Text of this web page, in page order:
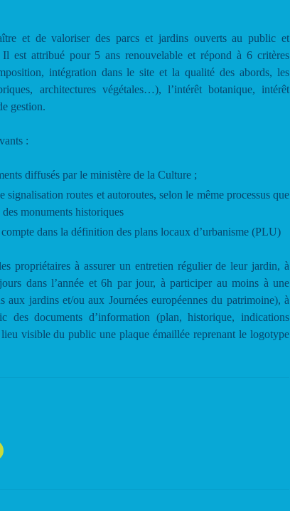
et de valoriser des parcs et jardins ouverts au public et
Il est attribué pour 5 ans renouvelable et répond à 6 critères
intégration dans le site et la qualité des abords, les
architectures végétales…), l’intérêt botanique, intérêt
gestion.
:
diffusés par le ministère de la Culture ;
signalisation routes et autoroutes, selon le même processus que
monuments historiques
dans la définition des plans locaux d’urbanisme (PLU)
propriétaires à assurer un entretien régulier de leur jardin, à
dans l’année et 6h par jour, à participer au moins à une
aux jardins et/ou aux Journées européennes du patrimoine), à
des documents d’information (plan, historique, indications
visible du public une plaque émaillée reprenant le logotype